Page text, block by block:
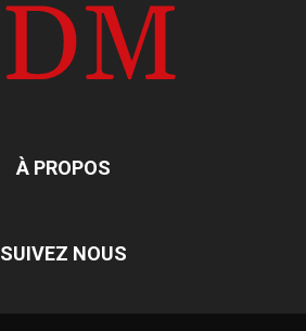
À PROPOS
SUIVEZ NOUS